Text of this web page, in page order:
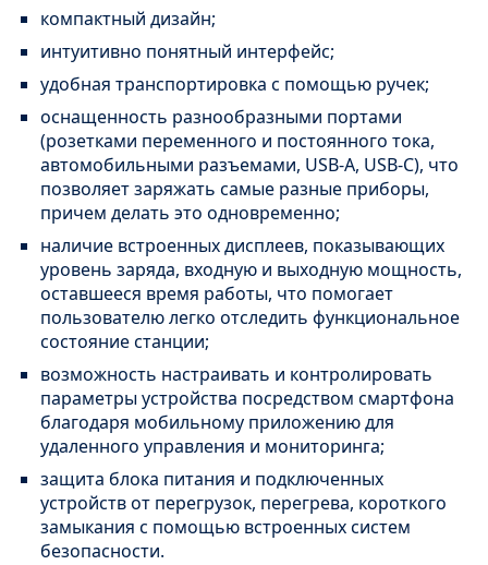
компактный дизайн;
интуитивно понятный интерфейс;
удобная транспортировка с помощью ручек;
оснащенность разнообразными портами
(розетками переменного и постоянного тока,
автомобильными разъемами, USB-A, USB-C), что
позволяет заряжать самые разные приборы,
причем делать это одновременно;
наличие встроенных дисплеев, показывающих
уровень заряда, входную и выходную мощность,
оставшееся время работы, что помогает
пользователю легко отследить функциональное
состояние станции;
возможность настраивать и контролировать
параметры устройства посредством смартфона
благодаря мобильному приложению для
удаленного управления и мониторинга;
защита блока питания и подключенных
устройств от перегрузок, перегрева, короткого
замыкания с помощью встроенных систем
безопасности.